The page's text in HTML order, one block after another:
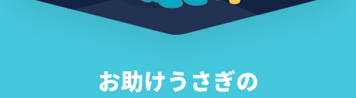
お助けうさぎの